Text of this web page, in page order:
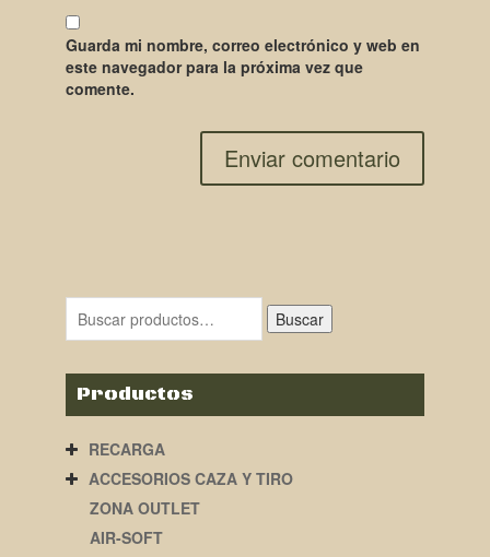
Guarda mi nombre, correo electrónico y web en
este navegador para la próxima vez que
comente.
Buscar
Productos
RECARGA
ACCESORIOS CAZA Y TIRO
ZONA OUTLET
AIR-SOFT